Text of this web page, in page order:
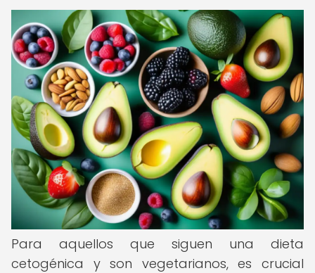
Para aquellos que siguen una dieta
cetogénica y son vegetarianos, es crucial